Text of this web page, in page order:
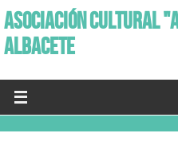
ASOCIACIÓN CULTURAL
ALBACETE